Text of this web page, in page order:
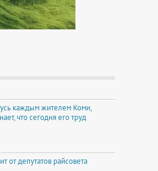
каждым жителем Коми,
что сегодня его труд
от депутатов райсовета